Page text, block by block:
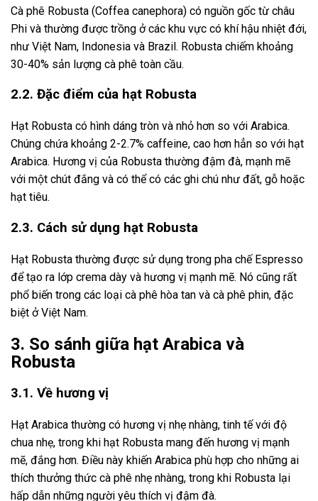
Cà phê Robusta (Coffea canephora) có nguồn gốc từ châu
Phi và thường được trồng ở các khu vực có khí hậu nhiệt đới,
như Việt Nam, Indonesia và Brazil. Robusta chiếm khoảng
30-40% sản lượng cà phê toàn cầu.
2.2. Đặc điểm của hạt Robusta
Hạt Robusta có hình dáng tròn và nhỏ hơn so với Arabica.
Chúng chứa khoảng 2-2.7% caffeine, cao hơn hẳn so với hạt
Arabica. Hương vị của Robusta thường đậm đà, mạnh mẽ
với một chút đắng và có thể có các ghi chú như đất, gỗ hoặc
hạt tiêu.
2.3. Cách sử dụng hạt Robusta
Hạt Robusta thường được sử dụng trong pha chế Espresso
để tạo ra lớp crema dày và hương vị mạnh mẽ. Nó cũng rất
phổ biến trong các loại cà phê hòa tan và cà phê phin, đặc
biệt ở Việt Nam.
3. So sánh giữa hạt Arabica và
Robusta
3.1. Về hương vị
Hạt Arabica thường có hương vị nhẹ nhàng, tinh tế với độ
chua nhẹ, trong khi hạt Robusta mang đến hương vị mạnh
mẽ, đắng hơn. Điều này khiến Arabica phù hợp cho những ai
thích thưởng thức cà phê nhẹ nhàng, trong khi Robusta lại
hấp dẫn những người yêu thích vị đậm đà.